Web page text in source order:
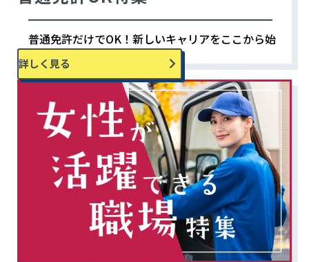
普通免許だけでOK！新しいキャリアをここから始
めよう！
詳しく見る